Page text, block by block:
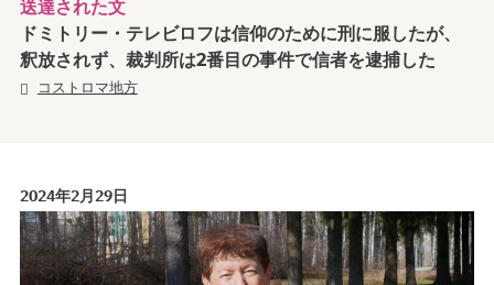
送達された文
ドミトリー・テレビロフは信仰のために刑に服したが、
釈放されず、裁判所は2番目の事件で信者を逮捕した
コストロマ地方
2024年2月29日